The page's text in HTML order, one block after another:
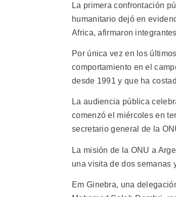
La primera confrontación
humanitario dejó en
Africa, afirmaron
Por única vez en los
comportamiento en el
desde 1991 y que ha
La audiencia pública
comenzó el miércoles en
secretario general de la
La misión de la ONU a
una visita de dos semanas
Em Ginebra, una